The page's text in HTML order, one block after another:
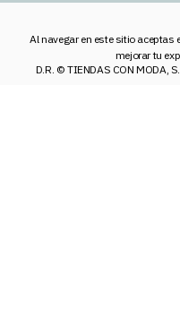
Al navegar en este sitio aceptas
mejorar tu
D.R. © TIENDAS CON MODA,